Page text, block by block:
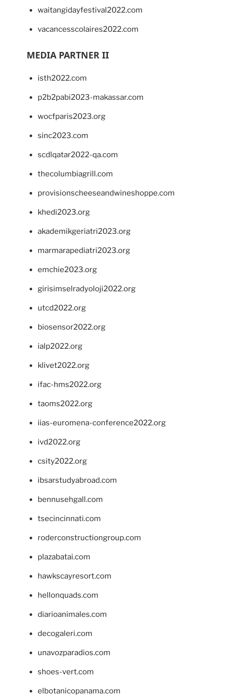
waitangidayfestival2022.com
vacancesscolaires2022.com
MEDIA PARTNER II
isth2022.com
p2b2pabi2023-makassar.com
wocfparis2023.org
sinc2023.com
scdlqatar2022-qa.com
thecolumbiagrill.com
provisionscheeseandwineshoppe.com
khedi2023.org
akademikgeriatri2023.org
marmarapediatri2023.org
emchie2023.org
girisimselradyoloji2022.org
utcd2022.org
biosensor2022.org
ialp2022.org
klivet2022.org
ifac-hms2022.org
taoms2022.org
iias-euromena-conference2022.org
ivd2022.org
csity2022.org
ibsarstudyabroad.com
bennusehgall.com
tsecincinnati.com
roderconstructiongroup.com
plazabatai.com
hawkscayresort.com
hellonquads.com
diarioanimales.com
decogaleri.com
unavozparadios.com
shoes-vert.com
elbotanicopanama.com